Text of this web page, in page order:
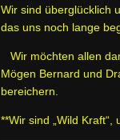
Wir sind überglücklich
das uns noch lange
Wir möchten allen
Mögen Bernard und
bereichern.
**Wir sind „Wild